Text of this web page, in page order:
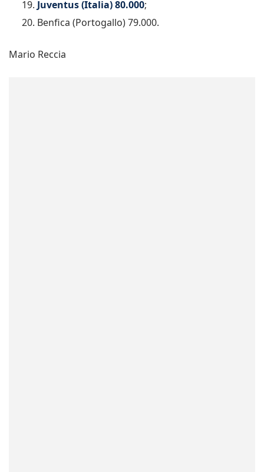
Juventus (Italia) 80.000;
Benfica (Portogallo) 79.000.
Mario Reccia